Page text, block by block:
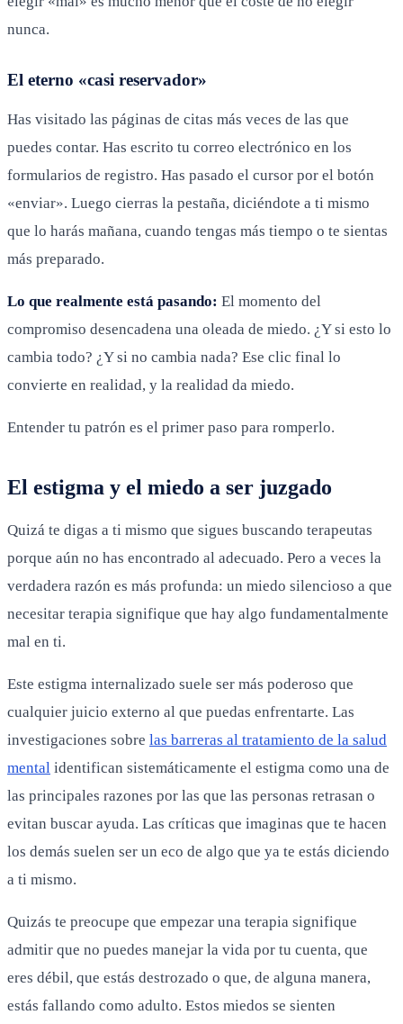
nunca.
El eterno «casi reservador»
Has visitado las páginas de citas más veces de las que
puedes contar. Has escrito tu correo electrónico en los
formularios de registro. Has pasado el cursor por el botón
«enviar». Luego cierras la pestaña, diciéndote a ti mismo
que lo harás mañana, cuando tengas más tiempo o te sientas
más preparado.
Lo que realmente está pasando: El momento del
compromiso desencadena una oleada de miedo. ¿Y si esto lo
cambia todo? ¿Y si no cambia nada? Ese clic final lo
convierte en realidad, y la realidad da miedo.
Entender tu patrón es el primer paso para romperlo.
El estigma y el miedo a ser juzgado
Quizá te digas a ti mismo que sigues buscando terapeutas
porque aún no has encontrado al adecuado. Pero a veces la
verdadera razón es más profunda: un miedo silencioso a que
necesitar terapia signifique que hay algo fundamentalmente
mal en ti.
Este estigma internalizado suele ser más poderoso que
cualquier juicio externo al que puedas enfrentarte. Las
investigaciones sobre las barreras al tratamiento de la salud
mental identifican sistemáticamente el estigma como una de
las principales razones por las que las personas retrasan o
evitan buscar ayuda. Las críticas que imaginas que te hacen
los demás suelen ser un eco de algo que ya te estás diciendo
a ti mismo.
Quizás te preocupe que empezar una terapia signifique
admitir que no puedes manejar la vida por tu cuenta, que
eres débil, que estás destrozado o que, de alguna manera,
estás fallando como adulto. Estos miedos se sienten